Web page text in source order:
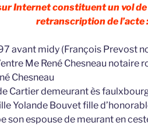
Internet constituent un vol
retranscription de l’acte :
avant midy (François Prevost
Me René Chesneau notaire
Chesneau
Cartier demeurant ès
Yolande Bouvet fille
son espouse de meurant en